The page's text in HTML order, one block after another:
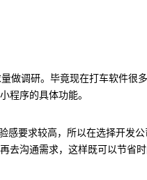
做调研。毕竟现在打车软件很
程序的具体功能。
要求较高，所以在选择开发
去沟通需求，这样既可以节省时